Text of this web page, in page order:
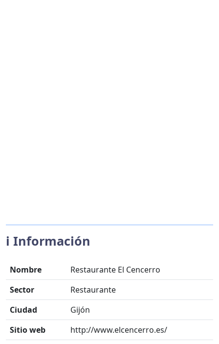
ℹ️ Información
Nombre
Restaurante El Cencerro
Sector
Restaurante
Ciudad
Gijón
Sitio web
http://www.elcencerro.es/